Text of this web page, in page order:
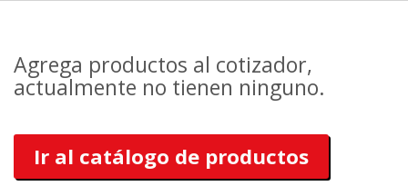
Agrega productos al cotizador,
actualmente no tienen ninguno.
Ir al catálogo de productos